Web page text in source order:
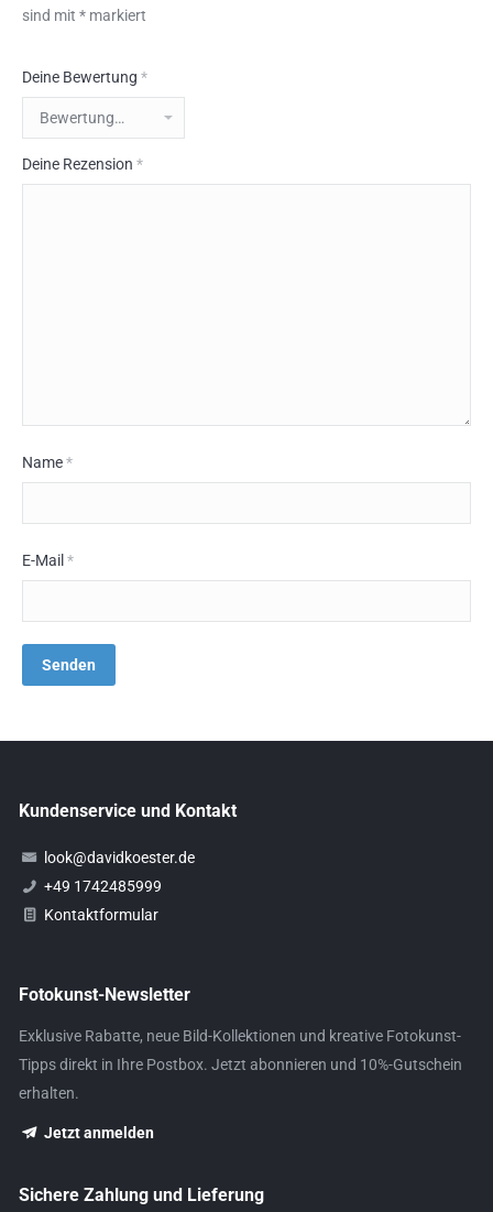
sind mit * markiert
Deine Bewertung *
Deine Rezension *
Name*
E-Mail *
Kundenservice und Kontakt
look@davidkoester.de
+49 1742485999
Kontaktformular
Fotokunst-Newsletter
Exklusive Rabatte, neue Bild-Kollektionen und kreative Fotokunst-
Tipps direkt in Ihre Postbox. Jetzt abonnieren und 10%-Gutschein
erhalten.
Jetzt anmelden
Sichere Zahlung und Lieferung